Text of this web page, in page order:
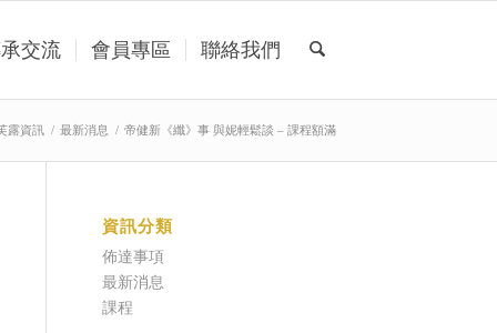
交流 會員專區 聯絡我們
露資訊 / 最新消息 / 帝健新《纖》事 與妮輕鬆談 – 課程額滿
資訊分類
佈達事項
最新消息
課程